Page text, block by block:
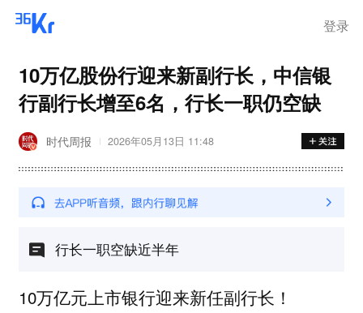
登录
10万亿股份行迎来新副行长，中信银
行副行长增至6名，行长一职仍空缺
时代周报 2026年05月13日 11:48
行长一职空缺近半年
10万亿元上市银行迎来新任副行长！